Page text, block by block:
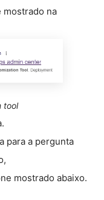
mostrado na
tool
para a pergunta
mostrado abaixo.